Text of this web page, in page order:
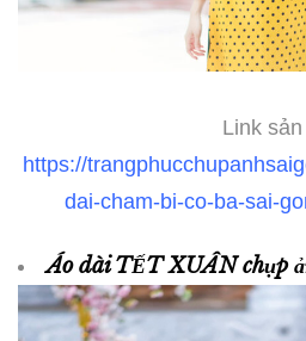
Link sản
https://
dai-cham-bi-co-ba-sai-
Áo dài TẾT XUÂN chụp